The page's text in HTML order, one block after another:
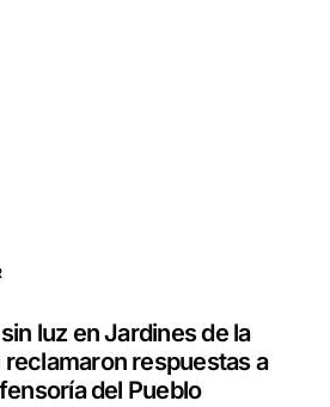
luz en Jardines de la
respuestas a
del Pueblo